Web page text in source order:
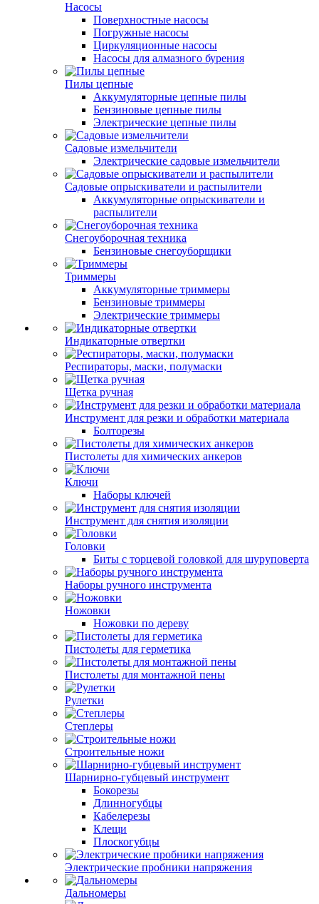
Насосы
Поверхностные насосы
Погружные насосы
Циркуляционные насосы
Насосы для алмазного бурения
Пилы цепные
Аккумуляторные цепные пилы
Бензиновые цепные пилы
Электрические цепные пилы
Садовые измельчители
Электрические садовые измельчители
Садовые опрыскиватели и распылители
Аккумуляторные опрыскиватели и
распылители
Снегоуборочная техника
Бензиновые снегоуборщики
Триммеры
Аккумуляторные триммеры
Бензиновые триммеры
Электрические триммеры
Индикаторные отвертки
Респираторы, маски, полумаски
Щетка ручная
Инструмент для резки и обработки материала
Болторезы
Пистолеты для химических анкеров
Ключи
Наборы ключей
Инструмент для снятия изоляции
Головки
Биты с торцевой головкой для шуруповерта
Наборы ручного инструмента
Ножовки
Ножовки по дереву
Пистолеты для герметика
Пистолеты для монтажной пены
Рулетки
Степлеры
Строительные ножи
Шарнирно-губцевый инструмент
Бокорезы
Длинногубцы
Кабелерезы
Клещи
Плоскогубцы
Электрические пробники напряжения
Дальномеры